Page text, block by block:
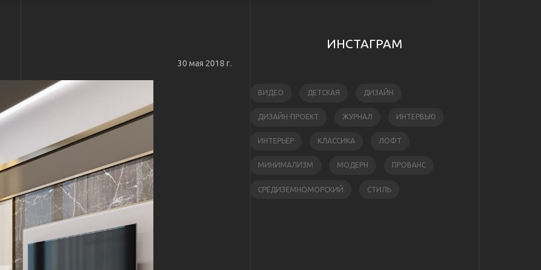
30 мая 2018 г.
ИНСТАГРАМ
ВИДЕО ДЕТСКАЯ ДИЗАЙН
ДИЗАЙН-ПРОЕКТ ЖУРНАЛ ИНТЕРВЬЮ
ИНТЕРЬЕР КЛАССИКА ЛОФТ
МИНИМАЛИЗМ МОДЕРН ПРОВАНС
СРЕДИЗЕМНОМОРСКИЙ СТИЛЬ